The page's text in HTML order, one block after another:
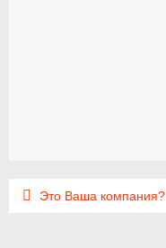
Это Ваша компания?